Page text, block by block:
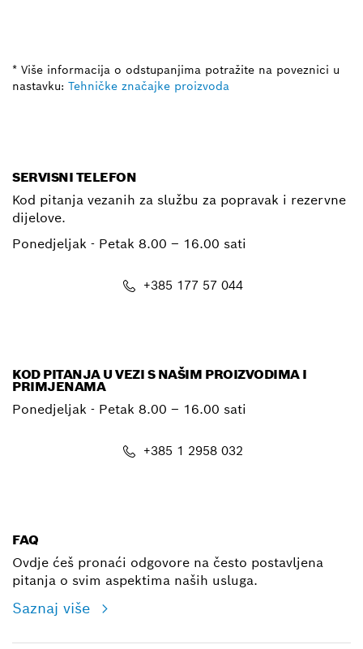
* Više informacija o odstupanjima potražite na poveznici u
nastavku: Tehničke značajke proizvoda
SERVISNI TELEFON
Kod pitanja vezanih za službu za popravak i rezervne
dijelove.
Ponedjeljak - Petak 8.00 – 16.00 sati
+385 177 57 044
KOD PITANJA U VEZI S NAŠIM PROIZVODIMA I
PRIMJENAMA
Ponedjeljak - Petak 8.00 – 16.00 sati
+385 1 2958 032
FAQ
Ovdje ćeš pronaći odgovore na često postavljena
pitanja o svim aspektima naših usluga.
Saznaj više